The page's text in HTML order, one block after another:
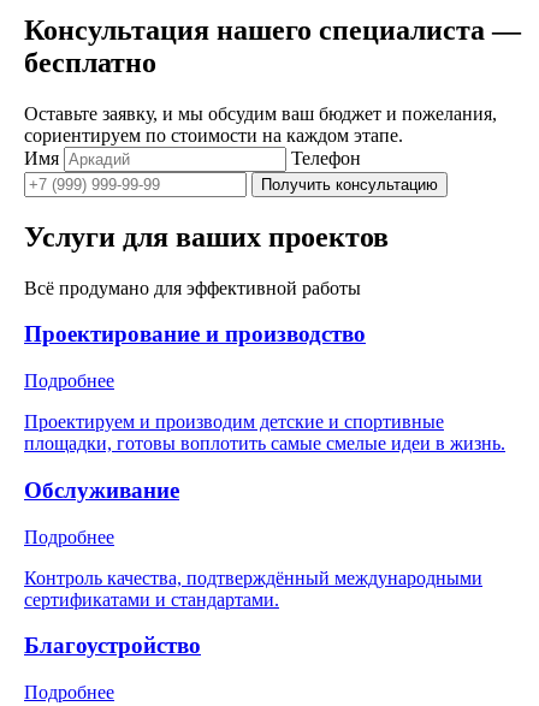
Консультация нашего специалиста —
бесплатно
Оставьте заявку, и мы обсудим ваш бюджет и пожелания,
сориентируем по стоимости на каждом этапе.
Имя
Телефон
Получить консультацию
Услуги для ваших проектов
Всё продумано для эффективной работы
Проектирование и производство
Подробнее
Проектируем и производим детские и спортивные
площадки, готовы воплотить самые смелые идеи в жизнь.
Обслуживание
Подробнее
Контроль качества, подтверждённый международными
сертификатами и стандартами.
Благоустройство
Подробнее